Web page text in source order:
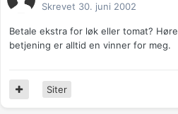
Skrevet 30. juni 2002
Betale ekstra for løk eller tomat?
betjening er alltid en vinner for meg.
Siter